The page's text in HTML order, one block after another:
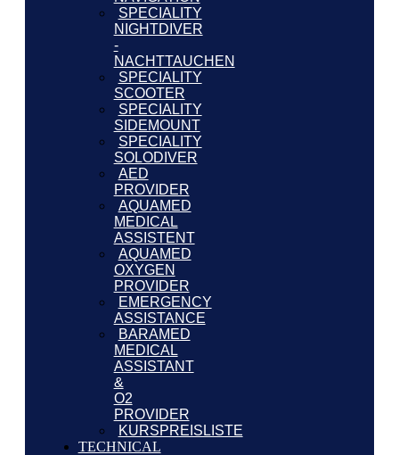
SPECIALITY
NIGHTDIVER
-
NACHTTAUCHEN
SPECIALITY
SCOOTER
SPECIALITY
SIDEMOUNT
SPECIALITY
SOLODIVER
AED
PROVIDER
AQUAMED
MEDICAL
ASSISTENT
AQUAMED
OXYGEN
PROVIDER
EMERGENCY
ASSISTANCE
BARAMED
MEDICAL
ASSISTANT
&
O2
PROVIDER
KURSPREISLISTE
TECHNICAL